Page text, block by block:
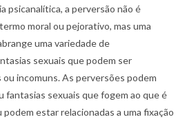
psicanalítica, a perversão não é
moral ou pejorativo, mas uma
uma variedade de
sexuais que podem ser
incomuns. As perversões podem
fantasias sexuais que fogem ao que é
estar relacionadas a uma fixação